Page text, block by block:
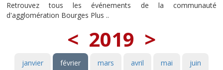
Retrouvez tous les événements de la communauté
d'agglomération Bourges Plus ..
< 2019 >
janvier février mars avril mai juin